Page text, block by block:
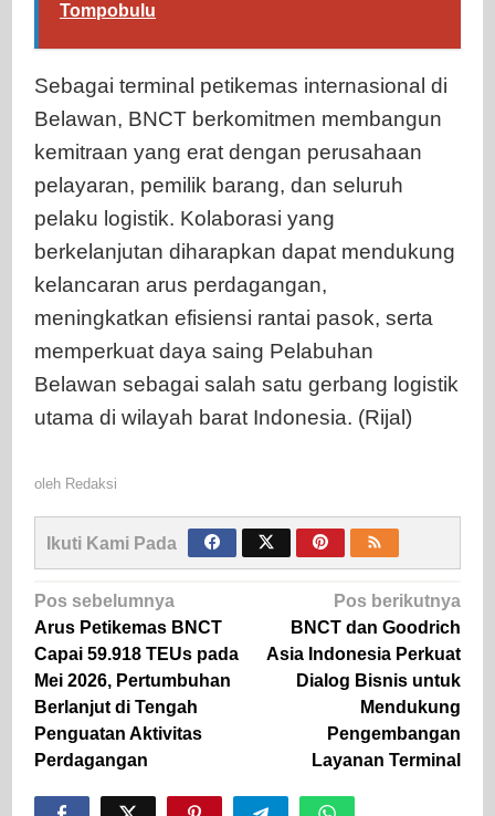
Tompobulu
Sebagai terminal petikemas internasional di
Belawan, BNCT berkomitmen membangun
kemitraan yang erat dengan perusahaan
pelayaran, pemilik barang, dan seluruh
pelaku logistik. Kolaborasi yang
berkelanjutan diharapkan dapat mendukung
kelancaran arus perdagangan,
meningkatkan efisiensi rantai pasok, serta
memperkuat daya saing Pelabuhan
Belawan sebagai salah satu gerbang logistik
utama di wilayah barat Indonesia. (Rijal)
oleh Redaksi
Ikuti Kami Pada
Navigasi
pos
Pos sebelumnya
Arus Petikemas BNCT
Capai 59.918 TEUs pada
Mei 2026, Pertumbuhan
Berlanjut di Tengah
Penguatan Aktivitas
Perdagangan
Pos berikutnya
BNCT dan Goodrich
Asia Indonesia Perkuat
Dialog Bisnis untuk
Mendukung
Pengembangan
Layanan Terminal